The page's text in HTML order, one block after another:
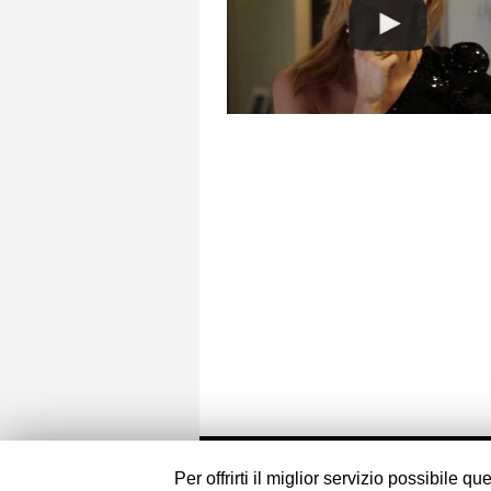
© 2015 Affashionate | All rights reserved.
Per offrirti il miglior servizio possibile